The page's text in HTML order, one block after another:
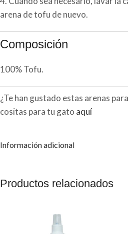
arena de tofu de nuevo.
Composición
100% Tofu.
¿Te han gustado estas arenas
cositas para tu gato aquí
Información adicional
Productos relacionados